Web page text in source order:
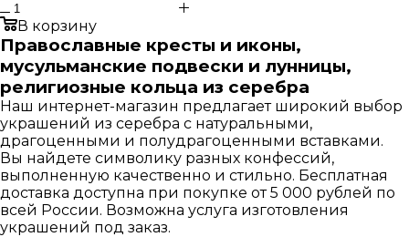
В корзину
Православные кресты и иконы,
мусульманские подвески и лунницы,
религиозные кольца из серебра
Наш интернет-магазин предлагает широкий выбор
украшений из серебра с натуральными,
драгоценными и полудрагоценными вставками.
Вы найдете символику разных конфессий,
выполненную качественно и стильно. Бесплатная
доставка доступна при покупке от 5 000 рублей по
всей России. Возможна услуга изготовления
украшений под заказ.